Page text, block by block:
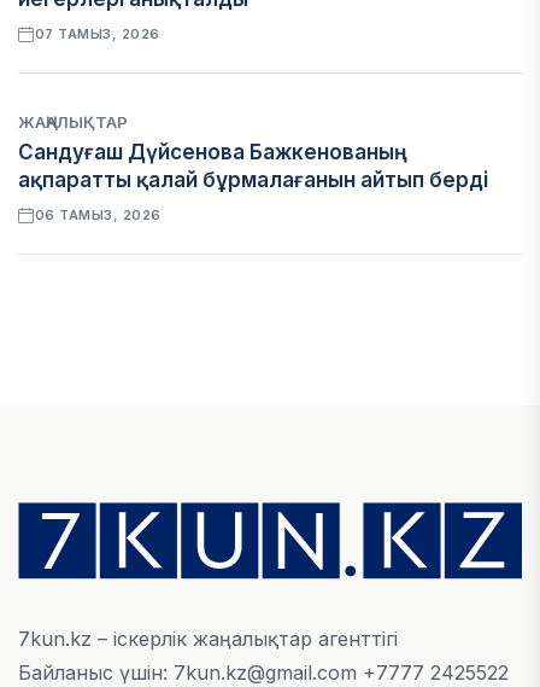
07 ТАМЫЗ, 2026
ЖАҢАЛЫҚТАР
Сандуғаш Дүйсенова Бажкенованың
ақпаратты қалай бұрмалағанын айтып берді
06 ТАМЫЗ, 2026
Алматы қалалық МКД мүлікті сатудан
алынатын салық туралы сұрақтарға жауап
берді
7kun.kz – іскерлік жаңалықтар агенттігі
Байланыс үшін: 7kun.kz@gmail.com +7777 2425522